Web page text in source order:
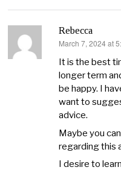
Rebecca
says:
March 7, 2024 at
It is the best
longer term
be happy. I
want to
advice.
Maybe you
regarding this
I desire to